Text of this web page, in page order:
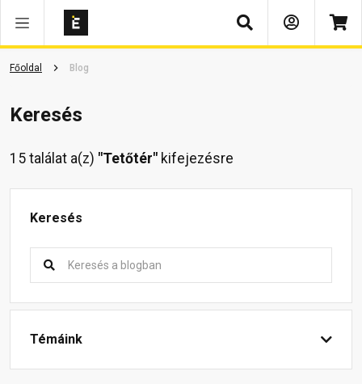
Keresés
Főoldal Blog
Keresés
15 találat a(z) "Tetőtér" kifejezésre
Keresés
Témáink